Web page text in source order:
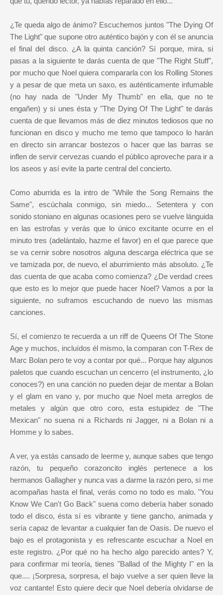
¿Te queda algo de ánimo? Escuchemos juntos "The Dying Of
The Light" que supone otro auténtico bajón y con él se anuncia
el final del disco. ¿A la quinta canción? Sí porque, mira, si
pasas a la siguiente te darás cuenta de que "The Right Stuff",
por mucho que Noel quiera compararla con los Rolling Stones
y a pesar de que meta un saxo, es auténticamente infumable
(no hay nada de "Under My Thumb" en ella, que no te
engañen) y si unes ésta y "The Dying Of The Light" te darás
cuenta de que llevamos más de diez minutos tediosos que no
funcionan en disco y mucho me temo que tampoco lo harán
en directo sin arrancar bostezos o hacer que las barras se
inflen de servir cervezas cuando el público aproveche para ir a
los aseos y así evite la parte central del concierto.
Como aburrida es la intro de "While the Song Remains the
Same", escúchala conmigo, sin miedo... Setentera y con
sonido stoniano en algunas ocasiones pero se vuelve lánguida
en las estrofas y verás que lo único excitante ocurre en el
minuto tres (adelántalo, hazme el favor) en el que parece que
se va cernir sobre nosotros alguna descarga eléctrica que se
ve tamizada por, de nuevo, el aburrimiento más absoluto. ¿Te
das cuenta de que acaba como comienza? ¿De verdad crees
que esto es lo mejor que puede hacer Noel? Vamos a por la
siguiente, no suframos escuchando de nuevo las mismas
canciones.
Sí, el comienzo te recuerda a un riff de Queens Of The Stone
Age y muchos, incluídos él mismo, la comparan con T-Rex de
Marc Bolan pero te voy a contar por qué... Porque hay algunos
paletos que cuando escuchan un cencerro (el instrumento, ¿lo
conoces?) en una canción no pueden dejar de mentar a Bolan
y el glam en vano y, por mucho que Noel meta arreglos de
metales y algún que otro coro, esta estupidez de "The
Mexican" no suena ni a Richards ni Jagger, ni a Bolan ni a
Homme y lo sabes.
A ver, ya estás cansado de leerme y, aunque sabes que tengo
razón, tu pequeño corazoncito inglés pertenece a los
hermanos Gallagher y nunca vas a darme la razón pero, si me
acompañas hasta el final, verás como no todo es malo. "You
Know We Can't Go Back" suena como debería haber sonado
todo el disco, ésta sí es vibrante y tiene gancho, animada y
sería capaz de levantar a cualquier fan de Oasis. De nuevo el
bajo es el protagonista y es refrescante escuchar a Noel en
este registro. ¿Por qué no ha hecho algo parecido antes? Y,
para confirmar mi teoría, tienes "Ballad of the Mighty I" en la
que.... ¡Sorpresa, sorpresa, el bajo vuelve a ser quien lleve la
voz cantante! Esto quiere decir que Noel debería olvidarse de